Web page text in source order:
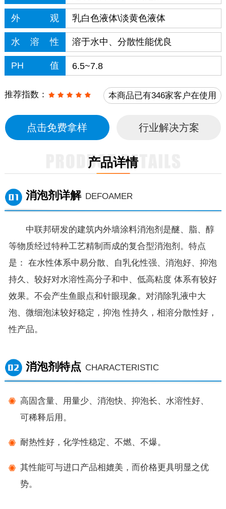
外观 乳白色液体\淡黄色液体
水溶性 溶于水中、分散性能优良
PH值 6.5~7.8
推荐指数： 本商品已有346家客户在使用
点击免费拿样 行业解决方案
产品详情
消泡剂详解 DEFOAMER
中联邦研发的建筑内外墙涂料消泡剂是醚、脂、醇
等物质经过特种工艺精制而成的复合型消泡剂。特点
是： 在水性体系中易分散、自乳化性强、消泡好、抑泡
持久、较好对水溶性高分子和中、低高粘度 体系有较好
效果。不会产生鱼眼点和针眼现象。对消除乳液中大
泡、微细泡沫较好稳定，抑泡 性持久，相溶分散性好，
性产品。
消泡剂特点 CHARACTERISTIC
高固含量、用量少、消泡快、抑泡长、水溶性好、
可稀释后用。
耐热性好，化学性稳定、不燃、不爆。
其性能可与进口产品相媲美，而价格更具明显之优
势。